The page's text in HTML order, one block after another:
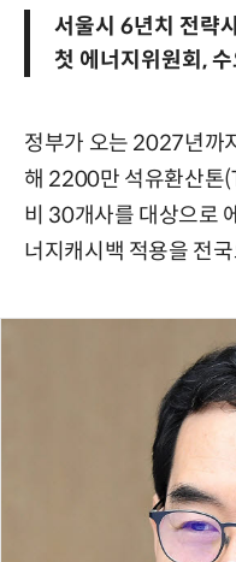
서울시 6년치 전략
첫 에너지위원회,
정부가 오는 2027년까
해 2200만 석유환산톤
비 30개사를 대상으로
너지캐시백 적용을 전